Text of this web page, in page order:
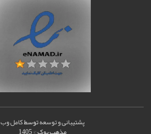
پشتیبانی و توسعهتوسطکامل وب